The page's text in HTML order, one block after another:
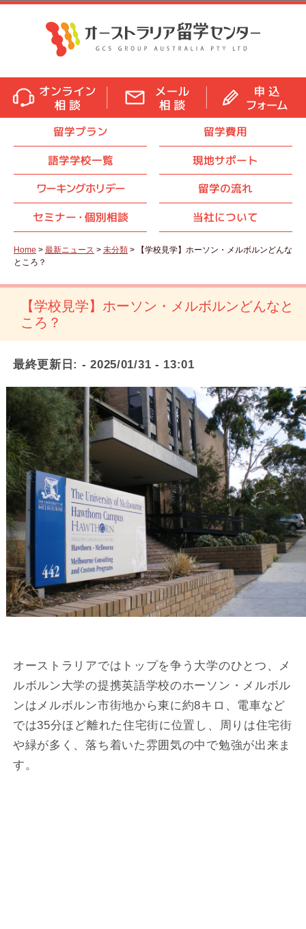
留学プラン
留学費用
語学学校一覧
現地サポート
ワーキングホリデー
留学の流れ
セミナー・ 個別相談 当社について
Home > 最新ニュース > 未分類 > 【学校見学】ホーソン・メルボルンどんな
ところ？
【学校見学】ホーソン・メルボルンどんなと
ころ？
最終更新日: - 2025/01/31 - 13:01
オーストラリアではトップを争う大学のひとつ、メ
ルボルン大学の提携英語学校のホーソン・メルボル
ンはメルボルン市街地から東に約8キロ、電車など
では35分ほど離れた住宅街に位置し、周りは住宅街
や緑が多く、落ち着いた雰囲気の中で勉強が出来ま
す。